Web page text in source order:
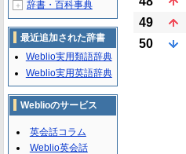
49
50
＋ 辞書・百科事典
最近追加された辞書
Weblio実用類語辞典
Weblio実用英語辞典
Weblioのサービス
英会話コラム
Weblio英会話